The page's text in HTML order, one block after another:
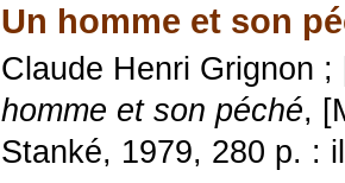
Un homme et son
Claude Henri Grignon
homme et son péché,
Stanké, 1979, 280 p. :